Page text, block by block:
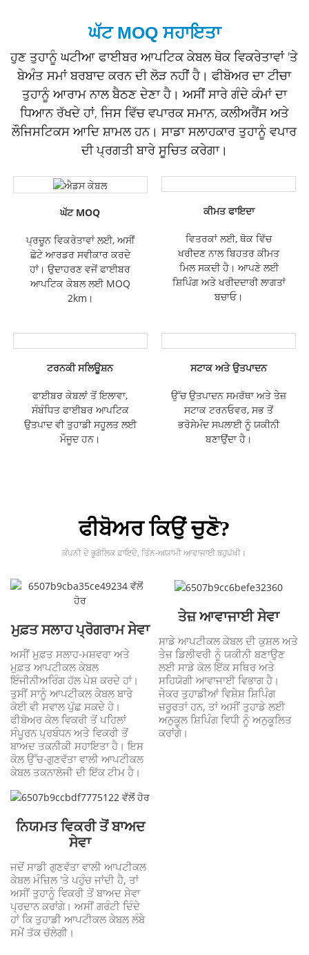
ਘੱਟ MOQ ਸਹਾਇਤਾ
ਹੁਣ ਤੁਹਾਨੂੰ ਘਟੀਆ ਫਾਈਬਰ ਆਪਟਿਕ ਕੇਬਲ ਥੋਕ ਵਿਕਰੇਤਾਵਾਂ 'ਤੇ
ਬੇਅੰਤ ਸਮਾਂ ਬਰਬਾਦ ਕਰਨ ਦੀ ਲੋੜ ਨਹੀਂ ਹੈ। ਫੀਬੋਅਰ ਦਾ ਟੀਚਾ
ਤੁਹਾਨੂੰ ਆਰਾਮ ਨਾਲ ਬੈਠਣ ਦੇਣਾ ਹੈ। ਅਸੀਂ ਸਾਰੇ ਗੰਦੇ ਕੰਮਾਂ ਦਾ
ਧਿਆਨ ਰੱਖਦੇ ਹਾਂ, ਜਿਸ ਵਿੱਚ ਵਪਾਰਕ ਸਮਾਨ, ਕਲੀਅਰੈਂਸ ਅਤੇ
ਲੌਜਿਸਟਿਕਸ ਆਦਿ ਸ਼ਾਮਲ ਹਨ। ਸਾਡਾ ਸਲਾਹਕਾਰ ਤੁਹਾਨੂੰ ਵਪਾਰ
ਦੀ ਪ੍ਰਗਤੀ ਬਾਰੇ ਸੂਚਿਤ ਕਰੇਗਾ।
ਘੱਟ MOQ
ਪ੍ਰਚੂਨ ਵਿਕਰੇਤਾਵਾਂ ਲਈ, ਅਸੀਂ
ਛੋਟੇ ਆਰਡਰ ਸਵੀਕਾਰ ਕਰਦੇ
ਹਾਂ। ਉਦਾਹਰਣ ਵਜੋਂ ਫਾਈਬਰ
ਆਪਟਿਕ ਕੇਬਲ ਲਈ MOQ
2km।
ਕੀਮਤ ਫਾਇਦਾ
ਵਿਤਰਕਾਂ ਲਈ, ਥੋਕ ਵਿੱਚ
ਖਰੀਦਣ ਨਾਲ ਬਿਹਤਰ ਕੀਮਤ
ਮਿਲ ਸਕਦੀ ਹੈ। ਆਪਣੇ ਲਈ
ਸ਼ਿਪਿੰਗ ਅਤੇ ਖਰੀਦਦਾਰੀ ਲਾਗਤਾਂ
ਬਚਾਓ।
ਟਰਨਕੀ ​​ਸਲਿਊਸ਼ਨ
ਫਾਈਬਰ ਕੇਬਲਾਂ ਤੋਂ ਇਲਾਵਾ,
ਸੰਬੰਧਿਤ ਫਾਈਬਰ ਆਪਟਿਕ
ਉਤਪਾਦ ਵੀ ਤੁਹਾਡੀ ਸਹੂਲਤ ਲਈ
ਮੌਜੂਦ ਹਨ।
ਸਟਾਕ ਅਤੇ ਉਤਪਾਦਨ
ਉੱਚ ਉਤਪਾਦਨ ਸਮਰੱਥਾ ਅਤੇ ਤੇਜ਼
ਸਟਾਕ ਟਰਨਓਵਰ, ਸਭ ਤੋਂ
ਭਰੋਸੇਮੰਦ ਸਪਲਾਈ ਨੂੰ ਯਕੀਨੀ
ਬਣਾਉਂਦਾ ਹੈ।
ਫੀਬੋਅਰ ਕਿਉਂ ਚੁਣੋ?
ਕੰਪਨੀ ਦੇ ਭੂਗੋਲਿਕ ਫਾਇਦੇ, ਤਿੰਨ-ਅਯਾਮੀ ਆਵਾਜਾਈ ਬਹੁਪੱਖੀ।
ਮੁਫ਼ਤ ਸਲਾਹ ਪ੍ਰੋਗਰਾਮ ਸੇਵਾ
ਅਸੀਂ ਮੁਫ਼ਤ ਸਲਾਹ-ਮਸ਼ਵਰਾ ਅਤੇ
ਮੁਫ਼ਤ ਆਪਟੀਕਲ ਕੇਬਲ
ਇੰਜੀਨੀਅਰਿੰਗ ਹੱਲ ਪੇਸ਼ ਕਰਦੇ ਹਾਂ।
ਤੁਸੀਂ ਸਾਨੂੰ ਆਪਟੀਕਲ ਕੇਬਲ ਬਾਰੇ
ਕੋਈ ਵੀ ਸਵਾਲ ਪੁੱਛ ਸਕਦੇ ਹੋ।
ਫੀਬੋਅਰ ਕੋਲ ਵਿਕਰੀ ਤੋਂ ਪਹਿਲਾਂ
ਸੰਪੂਰਨ ਪ੍ਰਬੰਧਨ ਅਤੇ ਵਿਕਰੀ ਤੋਂ
ਬਾਅਦ ਤਕਨੀਕੀ ਸਹਾਇਤਾ ਹੈ। ਇਸ
ਕੋਲ ਉੱਚ-ਗੁਣਵੱਤਾ ਵਾਲੀ ਆਪਟੀਕਲ
ਕੇਬਲ ਤਕਨਾਲੋਜੀ ਦੀ ਇੱਕ ਟੀਮ ਹੈ।
ਤੇਜ਼ ਆਵਾਜਾਈ ਸੇਵਾ
ਸਾਡੇ ਆਪਟੀਕਲ ਕੇਬਲ ਦੀ ਕੁਸ਼ਲ ਅਤੇ
ਤੇਜ਼ ਡਿਲੀਵਰੀ ਨੂੰ ਯਕੀਨੀ ਬਣਾਉਣ
ਲਈ ਸਾਡੇ ਕੋਲ ਇੱਕ ਸਥਿਰ ਅਤੇ
ਸਹਿਯੋਗੀ ਆਵਾਜਾਈ ਵਿਭਾਗ ਹੈ।
ਜੇਕਰ ਤੁਹਾਡੀਆਂ ਵਿਸ਼ੇਸ਼ ਸ਼ਿਪਿੰਗ
ਜ਼ਰੂਰਤਾਂ ਹਨ, ਤਾਂ ਅਸੀਂ ਤੁਹਾਡੇ ਲਈ
ਅਨੁਕੂਲ ਸ਼ਿਪਿੰਗ ਵਿਧੀ ਨੂੰ ਅਨੁਕੂਲਿਤ
ਕਰਾਂਗੇ।
ਨਿਯਮਤ ਵਿਕਰੀ ਤੋਂ ਬਾਅਦ
ਸੇਵਾ
ਜਦੋਂ ਸਾਡੀ ਗੁਣਵੱਤਾ ਵਾਲੀ ਆਪਟੀਕਲ
ਕੇਬਲ ਮੰਜ਼ਿਲ 'ਤੇ ਪਹੁੰਚ ਜਾਂਦੀ ਹੈ, ਤਾਂ
ਅਸੀਂ ਤੁਹਾਨੂੰ ਵਿਕਰੀ ਤੋਂ ਬਾਅਦ ਸੇਵਾ
ਪ੍ਰਦਾਨ ਕਰਾਂਗੇ। ਅਸੀਂ ਗਰੰਟੀ ਦਿੰਦੇ
ਹਾਂ ਕਿ ਤੁਹਾਡੀ ਆਪਟੀਕਲ ਕੇਬਲ ਲੰਬੇ
ਸਮੇਂ ਤੱਕ ਚੱਲੇਗੀ।